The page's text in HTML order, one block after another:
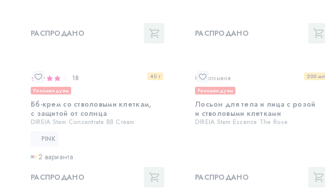
РАСПРОДАНО РАСПРОДАНО
40 г
18
Рекомендуем
Бб-крем со стволовыми клеткам,
с защитой от солнца
DIREIA Stem Concentrate BB Cream
PINK
2 варианта
РАСПРОДАНО
200 мл
Нет отзывов
Рекомендуем
Лосьон для тела и лица с розой
и стволовыми клетками
DIREIA Stem Essence The Rose
РАСПРОДАНО